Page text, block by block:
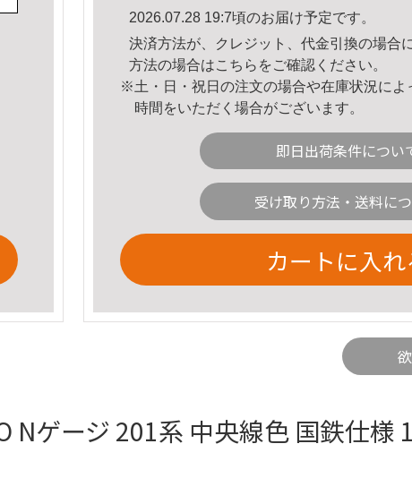
2026.07.28 19:7頃のお届け予定です。
決済方法が、クレジット、代金引換の場合
方法の場合はこちら をご確認ください。
※土・日・祝日の注文の場合や在庫状況によ
時間をいただく場合がございます。
即日出荷条件につい
受け取り方法・送料に
カートに入れ
Nゲージ 201系 中央線色 国鉄仕様